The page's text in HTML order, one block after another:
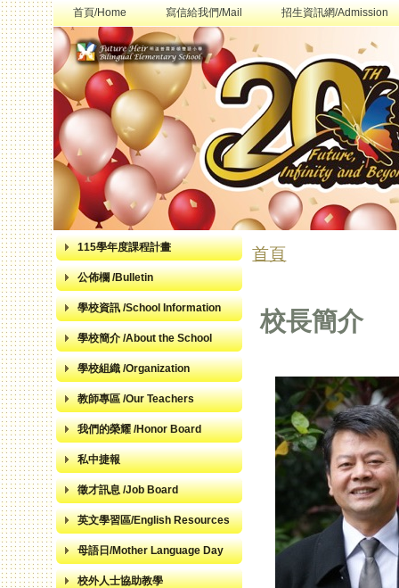
首頁/Home 寫信給我們/Mail 招生資訊網/Admission
115學年度課程計畫
公佈欄 /Bulletin
學校資訊 /School Information
學校簡介 /About the School
學校組織 /Organization
教師專區 /Our Teachers
我們的榮耀 /Honor Board
私中捷報
徵才訊息 /Job Board
英文學習區/English Resources
母語日/Mother Language Day
校外人士協助教學
您在這裡
首頁
校長簡介